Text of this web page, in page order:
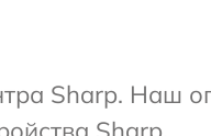
Sharp. Наш